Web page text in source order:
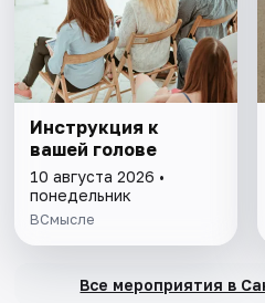
Инструкция к
вашей голове
10 августа 2026 •
понедельник
ВСмысле
Все мероприятия в